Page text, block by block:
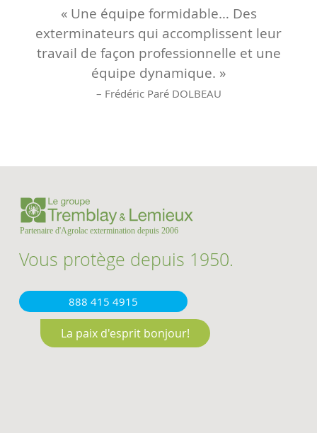
« Une équipe formidable… Des
exterminateurs qui accomplissent leur
travail de façon professionnelle et une
équipe dynamique. »
– Frédéric Paré DOLBEAU
Vous protège depuis 1950.
888 415 4915
La paix d'esprit bonjour!